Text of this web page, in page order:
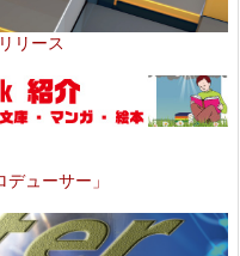
リース
ューサー」